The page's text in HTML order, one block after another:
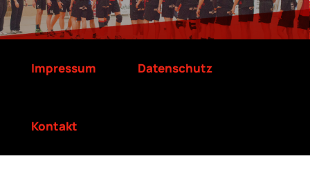
Impressum Datenschutz
Kontakt